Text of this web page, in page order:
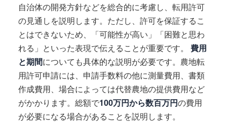
自治体の開発方針などを総合的に考慮し、転用許可
の見通しを説明します。ただし、許可を保証するこ
とはできないため、「可能性が高い」「困難と思わ
れる」といった表現で伝えることが重要です。 費用
と期間についても具体的な説明が必要です。農地転
用許可申請には、申請手数料の他に測量費用、書類
作成費用、場合によっては代替農地の提供費用など
がかかります。総額で100万円から数百万円の費用
が必要になる場合があることを説明します。